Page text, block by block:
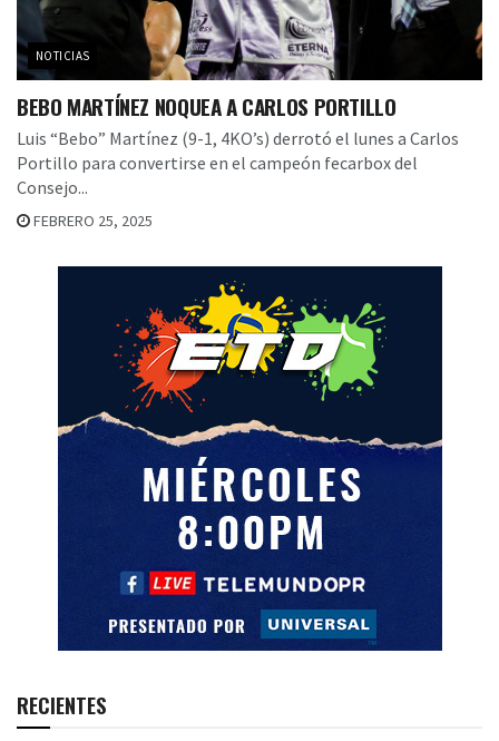
NOTICIAS
BEBO MARTÍNEZ NOQUEA A CARLOS PORTILLO
Luis “Bebo” Martínez (9-1, 4KO’s) derrotó el lunes a Carlos
Portillo para convertirse en el campeón fecarbox del
Consejo...
FEBRERO 25, 2025
RECIENTES